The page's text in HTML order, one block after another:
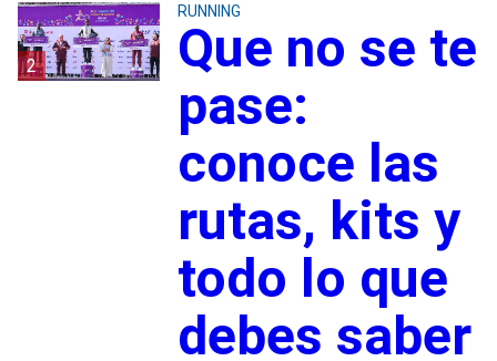
2
RUNNING
Que no se te
pase:
conoce las
rutas, kits y
todo lo que
debes saber